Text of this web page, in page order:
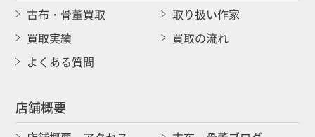
古布・骨董買取
取り扱い作家
買取実績
買取の流れ
よくある質問
店舗概要